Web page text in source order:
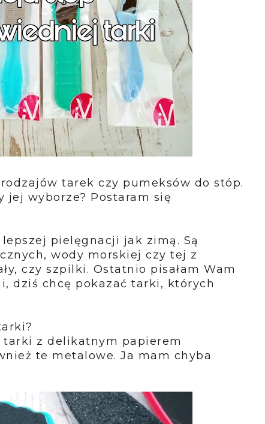
tarek czy pumeksów do stóp.
jej wyborze? Postaram się
pielęgnacji jak zimą. Są
wody morskiej czy tej z
czy szpilki. Ostatnio pisałam Wam
dziś chcę pokazać tarki, których
tarki z delikatnym papierem
te metalowe. Ja mam chyba